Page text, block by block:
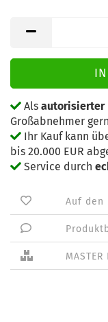
Als autorisierter
Großabnehmer
Ihr Kauf kann
bis 20.000 EUR
Service durch
Auf den